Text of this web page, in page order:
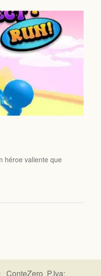
héroe valiente que
ConteZero P.Iva: